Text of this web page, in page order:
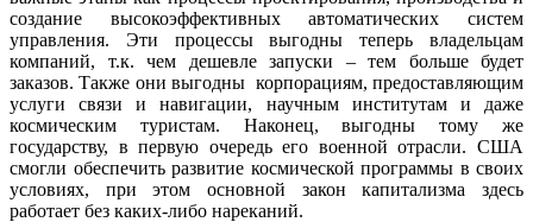
создание высокоэффективных автоматических систем
управления. Эти процессы выгодны теперь владельцам
компаний, т.к. чем дешевле запуски – тем больше будет
заказов. Также они выгодны корпорациям, предоставляющим
услуги связи и навигации, научным институтам и даже
космическим туристам. Наконец, выгодны тому же
государству, в первую очередь его военной отрасли. США
смогли обеспечить развитие космической программы в своих
условиях, при этом основной закон капитализма здесь
работает без каких-либо нареканий.